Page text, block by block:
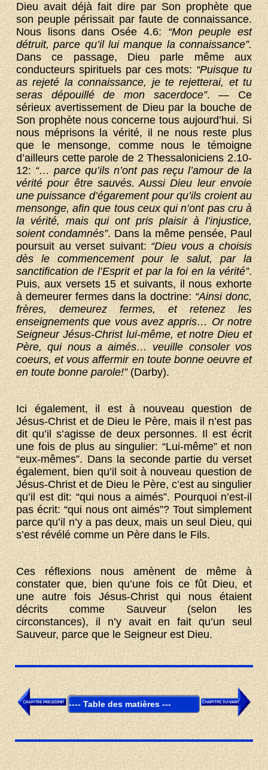
Dieu avait déjà fait dire par Son prophète que
son peuple périssait par faute de connaissance.
Nous lisons dans Osée 4.6:“Mon peuple est
détruit, parce qu’il lui manque la connaissance”.
Dans ce passage, Dieu parle même aux
conducteurs spirituels par ces mots:“Puisque tu
as rejeté la connaissance, je te rejetterai, et tu
seras dépouillé de mon sacerdoce”. — Ce
sérieux avertissement de Dieu par la bouche de
Son prophète nous concerne tous aujourd’hui. Si
nous méprisons la vérité, il ne nous reste plus
que le mensonge, comme nous le témoigne
d’ailleurs cette parole de 2 Thessaloniciens 2.10-
12:“… parce qu’ils n’ont pas reçu l’amour de la
vérité pour être sauvés. Aussi Dieu leur envoie
une puissance d’égarement pour qu’ils croient au
mensonge, afin que tous ceux qui n’ont pas cru à
la vérité, mais qui ont pris plaisir à l’injustice,
soient condamnés”. Dans la même pensée, Paul
poursuit au verset suivant:“Dieu vous a choisis
dès le commencement pour le salut, par la
sanctification de l’Esprit et par la foi en la vérité”.
Puis, aux versets 15 et suivants, il nous exhorte
à demeurer fermes dans la doctrine: “Ainsi donc,
frères, demeurez fermes, et retenez les
enseignements que vous avez appris… Or notre
Seigneur Jésus-Christ lui-même, et notre Dieu et
Père, qui nous a aimés… veuille consoler vos
coeurs, et vous affermir en toute bonne oeuvre et
en toute bonne parole!”(Darby).
Ici également, il est à nouveau question de
Jésus-Christ et de Dieu le Père, mais il n’est pas
dit qu’il s’agisse de deux personnes. Il est écrit
une fois de plus au singulier: “Lui-même” et non
“eux-mêmes”. Dans la seconde partie du verset
également, bien qu’il soit à nouveau question de
Jésus-Christ et de Dieu le Père, c’est au singulier
qu’il est dit: “qui nous a aimés”. Pourquoi n’est-il
pas écrit: “qui nous ont aimés”? Tout simplement
parce qu’il n’y a pas deux, mais un seul Dieu, qui
s’est révélé comme un Père dans le Fils.
Ces réflexions nous amènent de même à
constater que, bien qu’une fois ce fût Dieu, et
une autre fois Jésus-Christ qui nous étaient
décrits comme Sauveur (selon les
circonstances), il n’y avait en fait qu’un seul
Sauveur, parce que le Seigneur est Dieu.